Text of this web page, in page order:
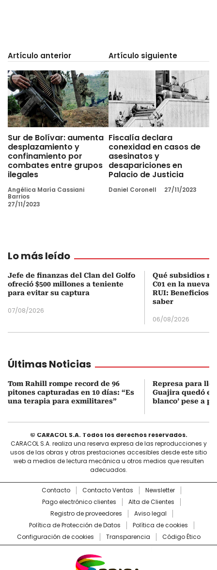
Artículo anterior
Sur de Bolívar: aumenta
desplazamiento y
confinamiento por
combates entre grupos
ilegales
Angélica María Cassiani
Barrios
27/11/2023
Artículo siguiente
Fiscalía declara
conexidad en casos de
asesinatos y
desapariciones en
Palacio de Justicia
Daniel Coronell 27/11/2023
Lo más leído
Jefe de finanzas del Clan del Golfo
ofreció $500 millones a teniente
para evitar su captura
07/08/2026
Qué subsidios
C01 en la nueva
RUI: Beneficios
saber
06/08/2026
Últimas Noticias
Tom Rahill rompe record de 96
pitones capturadas en 10 días: “Es
una terapia para exmilitares”
Represa para
Guajira quedó en
blanco’ pese a
© CARACOL S.A. Todos los derechos reservados.
CARACOL S.A. realiza una reserva expresa de las reproducciones y
usos de las obras y otras prestaciones accesibles desde este sitio
web a medios de lectura mecánica u otros medios que resulten
adecuados.
Contacto Contacto Ventas
Newsletter
Pago electrónico clientes
Alta de Clientes
Registro de proveedores
Aviso legal
Política de Protección de Datos
Política de cookies
Configuración de cookies
Transparencia Código Ético